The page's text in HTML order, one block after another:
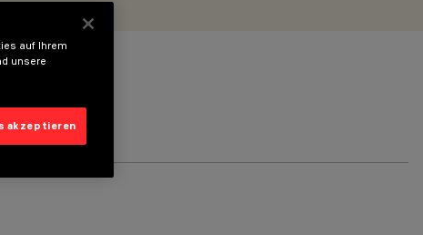
auf Ihrem
unsere
akzeptieren